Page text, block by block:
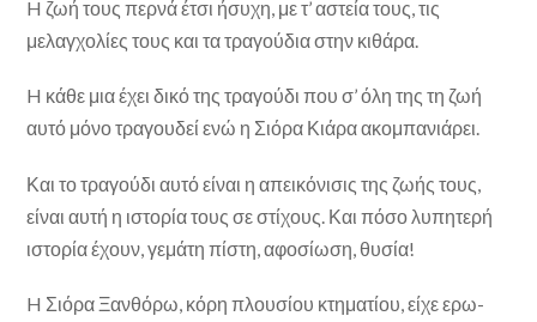
H ζωή τους περνά έτσι ήσυχη, με τ’ α­στεία τους, τις
μελαγχολίες τους και τα τραγούδια στην κιθάρα.
H κάθε μια έχει δικό της τραγούδι που σ’ όλη της τη ζωή
αυτό μόνο τραγουδεί ενώ η Σιόρα Κιάρα ακομπανιάρει.
Και το τραγούδι αυτό είναι η απεικόνισις της ζωής τους,
είναι αυτή η ιστορία τους σε στίχους. Και πόσο λυπη­τερή
ιστορία έχουν, γεμάτη πίστη, αφοσίωση, θυσία!
H Σιόρα Ξανθόρω, κόρη πλουσίου κτηματίου, είχε ερω­